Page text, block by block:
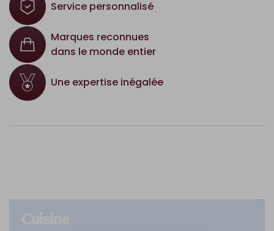
Service personnalisé
Marques reconnues
dans le monde entier
Une expertise inégalée